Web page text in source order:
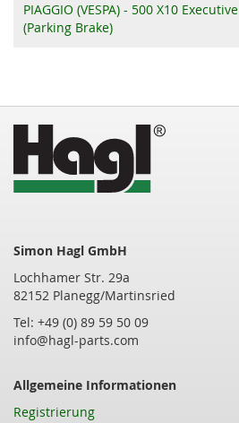
PIAGGIO (VESPA) - 500 X10 Executive
(Parking Brake)
Simon Hagl GmbH
Lochhamer Str. 29a
82152 Planegg/Martinsried
Tel: +49 (0) 89 59 50 09
info@hagl-parts.com
Allgemeine Informationen
Registrierung